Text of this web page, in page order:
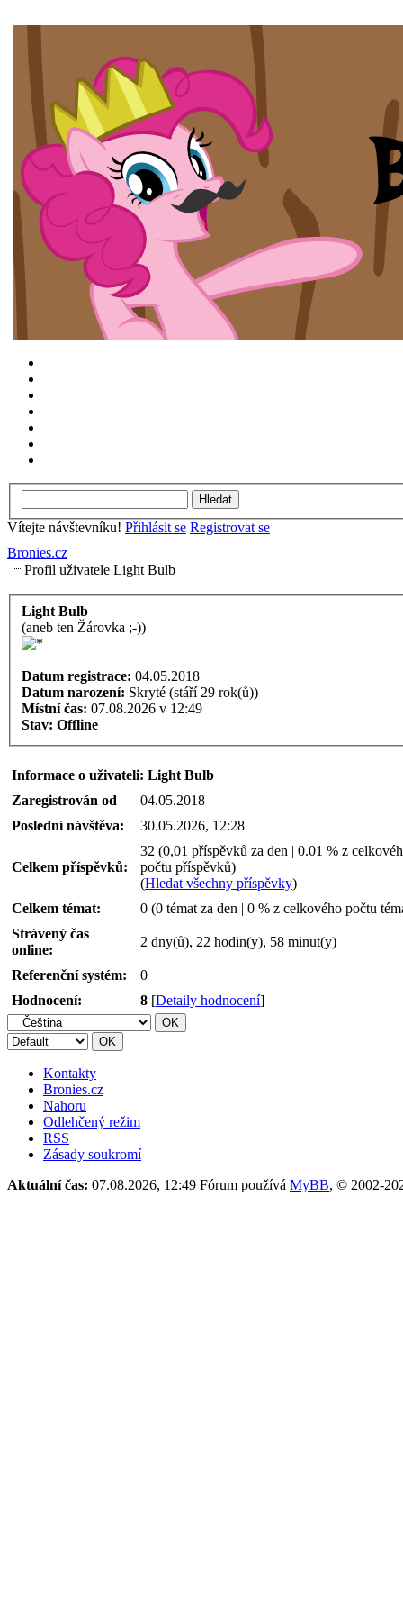
Vítejte návštevníku! Přihlásit se Registrovat se
Bronies.cz
Profil uživatele Light Bulb
Light Bulb
(aneb ten Žárovka ;-))
Datum registrace: 04.05.2018
Datum narození: Skryté (stáří 29 rok(ů))
Místní čas: 07.08.2026 v 12:49
Stav: Offline
Informace o uživateli: Light Bulb
Zaregistrován od
04.05.2018
Poslední návštěva:
30.05.2026, 12:28
Celkem příspěvků:
32 (0,01 příspěvků za den | 0.01 % z
počtu příspěvků)
(Hledat všechny příspěvky)
Celkem témat:
0 (0 témat za den | 0 % z celkového počtu
Strávený čas
online:
2 dny(ů), 22 hodin(y), 58 minut(y)
Referenční systém:
0
Hodnocení:
8 [Detaily hodnocení]
Kontakty
Bronies.cz
Nahoru
Odlehčený režim
RSS
Zásady soukromí
Aktuální čas: 07.08.2026, 12:49 Fórum používá MyBB, © 2002-